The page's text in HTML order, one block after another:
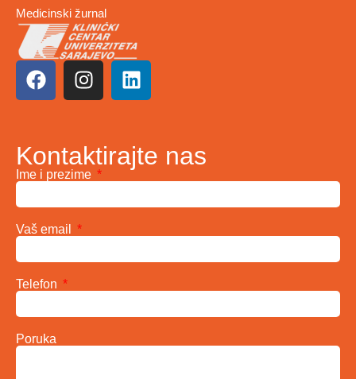
Medicinski žurnal
Kontaktirajte nas
Ime i prezime
Vaš email
Telefon
Poruka